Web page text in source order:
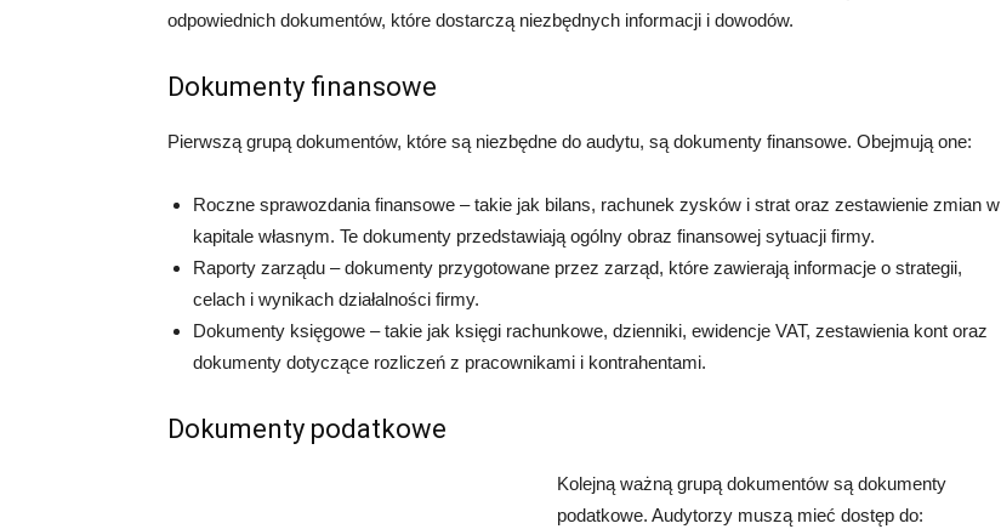
odpowiednich dokumentów, które dostarczą niezbędnych informacji i dowodów.
Dokumenty finansowe
Pierwszą grupą dokumentów, które są niezbędne do audytu, są dokumenty finansowe. Obejmują one:
Roczne sprawozdania finansowe – takie jak bilans, rachunek zysków i strat oraz zestawienie zmian w
kapitale własnym. Te dokumenty przedstawiają ogólny obraz finansowej sytuacji firmy.
Raporty zarządu – dokumenty przygotowane przez zarząd, które zawierają informacje o strategii,
celach i wynikach działalności firmy.
Dokumenty księgowe – takie jak księgi rachunkowe, dzienniki, ewidencje VAT, zestawienia kont oraz
dokumenty dotyczące rozliczeń z pracownikami i kontrahentami.
Dokumenty podatkowe
Kolejną ważną grupą dokumentów są dokumenty
podatkowe. Audytorzy muszą mieć dostęp do: